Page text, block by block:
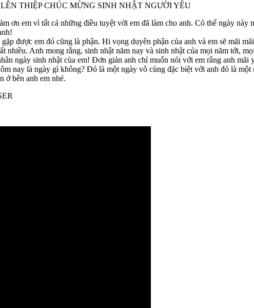
THIỆP CHÚC MỪNG SINH NHẬT NGƯỜI YÊU
ơn em vì tất cả những điều tuyệt vời em đã làm cho anh. Có thể ngày
được em đó cũng là phận. Hi vọng duyên phận của anh và em sẽ mãi
nhiều. Anh mong rằng, sinh nhật năm nay và sinh nhật của mọi năm tới,
ngày sinh nhật của em! Đơn giản anh chỉ muốn nói với em rằng anh mãi
nay là ngày gì không? Đó là một ngày vô cùng đặc biệt với anh đó là
ở bên anh em nhé.